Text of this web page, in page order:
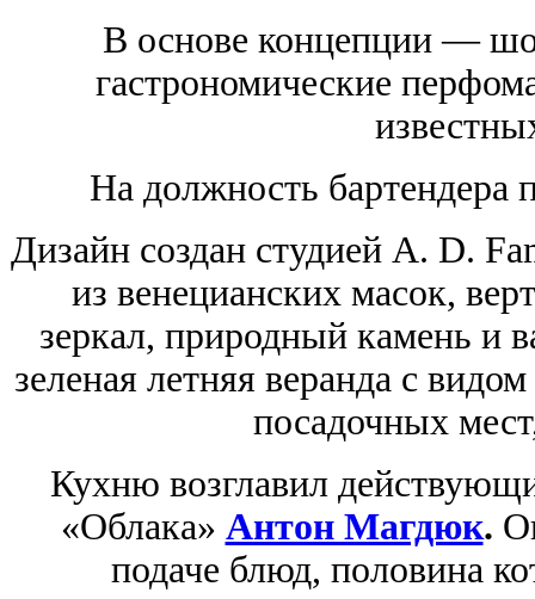
В основе концепции —
гастрономические
На должность бартендера
Дизайн создан студией A. D.
из венецианских масок,
зеркал, природный камень и
зеленая летняя веранда с
посадочных
Кухню возглавил
«Облака» Антон Магдюк.
подаче блюд, половина